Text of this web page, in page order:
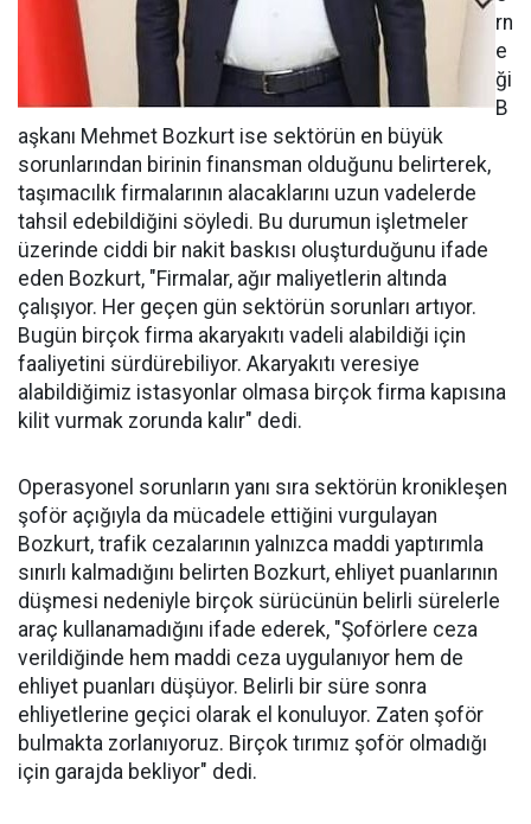
rn
e
ği
B
aşkanı Mehmet Bozkurt ise sektörün en büyük
sorunlarından birinin finansman olduğunu belirterek,
taşımacılık firmalarının alacaklarını uzun vadelerde
tahsil edebildiğini söyledi. Bu durumun işletmeler
üzerinde ciddi bir nakit baskısı oluşturduğunu ifade
eden Bozkurt, "Firmalar, ağır maliyetlerin altında
çalışıyor. Her geçen gün sektörün sorunları artıyor.
Bugün birçok firma akaryakıtı vadeli alabildiği için
faaliyetini sürdürebiliyor. Akaryakıtı veresiye
alabildiğimiz istasyonlar olmasa birçok firma kapısına
kilit vurmak zorunda kalır" dedi.
Operasyonel sorunların yanı sıra sektörün kronikleşen
şoför açığıyla da mücadele ettiğini vurgulayan
Bozkurt, trafik cezalarının yalnızca maddi yaptırımla
sınırlı kalmadığını belirten Bozkurt, ehliyet puanlarının
düşmesi nedeniyle birçok sürücünün belirli sürelerle
araç kullanamadığını ifade ederek, "Şoförlere ceza
verildiğinde hem maddi ceza uygulanıyor hem de
ehliyet puanları düşüyor. Belirli bir süre sonra
ehliyetlerine geçici olarak el konuluyor. Zaten şoför
bulmakta zorlanıyoruz. Birçok tırımız şoför olmadığı
için garajda bekliyor" dedi.